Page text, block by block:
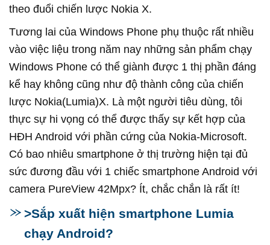
theo đuổi chiến lược Nokia X.
Tương lai của Windows Phone phụ thuộc rất nhiều
vào việc liệu trong năm nay những sản phẩm chạy
Windows Phone có thể giành được 1 thị phần đáng
kể hay không cũng như độ thành công của chiến
lược Nokia(Lumia)X. Là một người tiêu dùng, tôi
thực sự hi vọng có thể được thấy sự kết hợp của
HĐH Android với phần cứng của Nokia-Microsoft.
Có bao nhiêu smartphone ở thị trường hiện tại đủ
sức đương đầu với 1 chiếc smartphone Android với
camera PureView 42Mpx? Ít, chắc chắn là rất ít!
>Sắp xuất hiện smartphone Lumia
chạy Android?